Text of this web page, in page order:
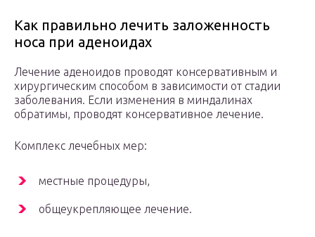
Как правильно лечить заложенность
носа при аденоидах
Лечение аденоидов проводят консервативным и
хирургическим способом в зависимости от стадии
заболевания. Если изменения в миндалинах
обратимы, проводят консервативное лечение.
Комплекс лечебных мер:
местные процедуры,
общеукрепляющее лечение.